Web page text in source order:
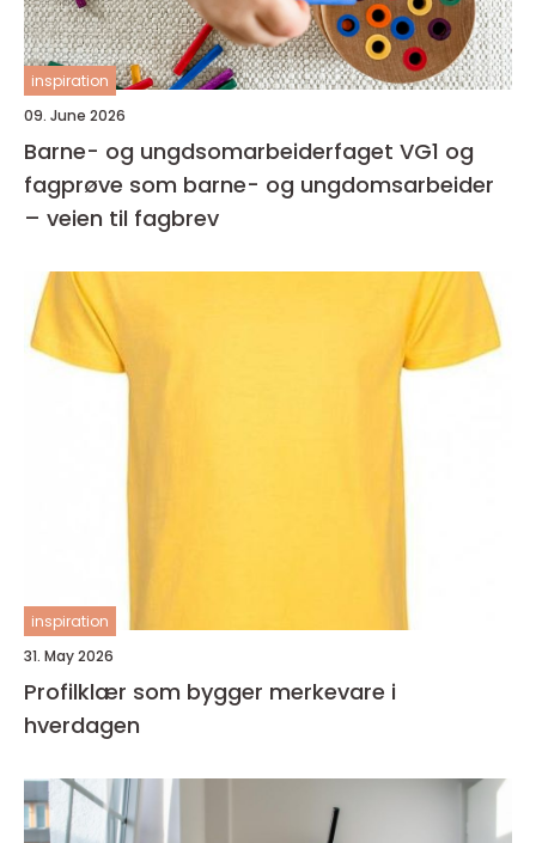
inspiration
09. June 2026
Barne- og ungdsomarbeiderfaget VG1 og
fagprøve som barne- og ungdomsarbeider
– veien til fagbrev
inspiration
31. May 2026
Profilklær som bygger merkevare i
hverdagen